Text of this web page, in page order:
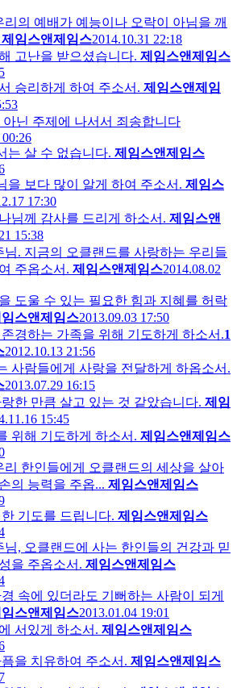
리의 예배가 예능이나 오락이 아님을 깨
제임스앤제임스2014.10.31 22:18
고난을 받으셨습니다. 제임스앤제임스
승리하게 하여 주소서. 제임스앤제임
닌 주제에 나서서 죄송합니다
00:26
는 살 수 없습니다. 제임스앤제임스
을 보다 많이 알게 하여 주소서. 제임스
17:30
님께 감사를 드리게 하소서. 제임스앤
15:38
님. 지금의 오클랜드를 사랑하는 우리들
주옵소서. 제임스앤제임스2014.08.02
도울 수 있는 필요한 힘과 지혜를 허락
스앤제임스2013.09.03 17:50
경하는 가족을 위해 기도하게 하소서.1
2012.10.13 21:56
사람들에게 사랑을 전달하게 하옵소서.
2013.07.29 16:15
한 만큼 살고 있는 것 같았습니다. 제임
15:45
위해 기도하게 하소서. 제임스앤제임스
리 한인들에게 오클랜드의 세상을 살아
의 능력을 주옵... 제임스앤제임스
기도를 드립니다. 제임스앤제임스
님, 오클랜드에 사는 한인들의 건강과 믿
을 주옵소서. 제임스앤제임스
속에 있더라도 기뻐하는 사람이 되게
스앤제임스2013.01.04 19:01
서있게 하소서. 제임스앤제임스
을 치유하여 주소서. 제임스앤제임스